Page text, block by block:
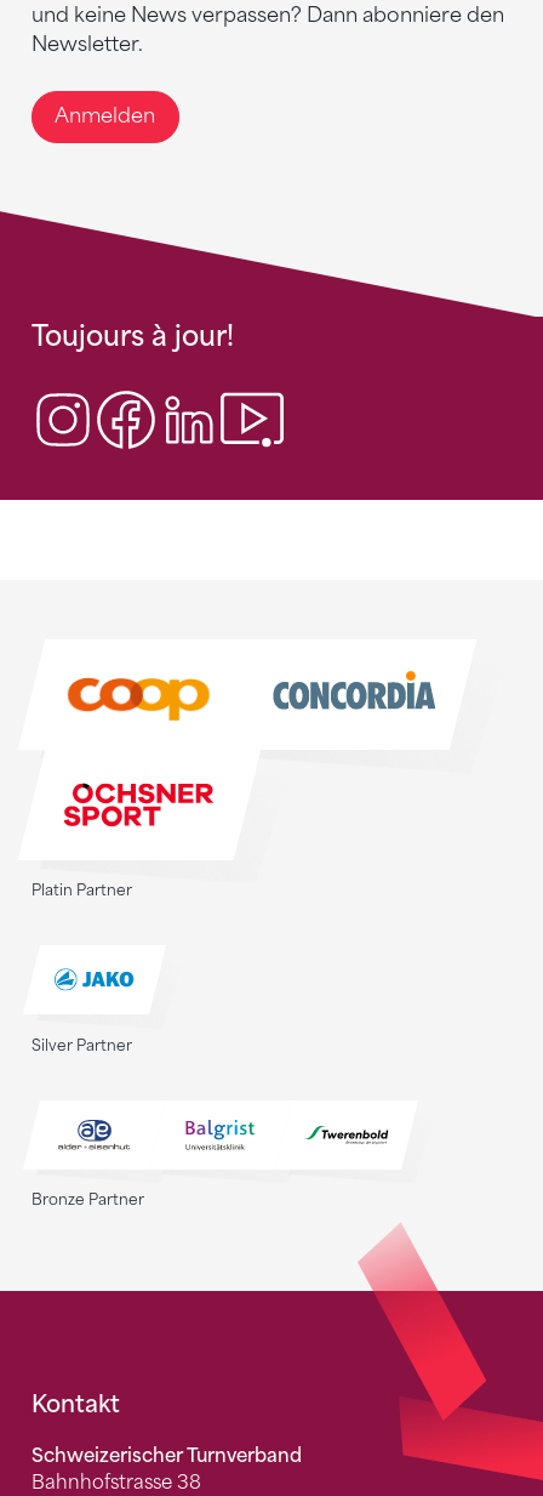
und keine News verpassen? Dann abonniere den
Newsletter.
Anmelden
Toujours à jour!
Platin Partner
Silver Partner
Bronze Partner
Fusszeile
Kontakt
Schweizerischer Turnverband
Bahnhofstrasse 38